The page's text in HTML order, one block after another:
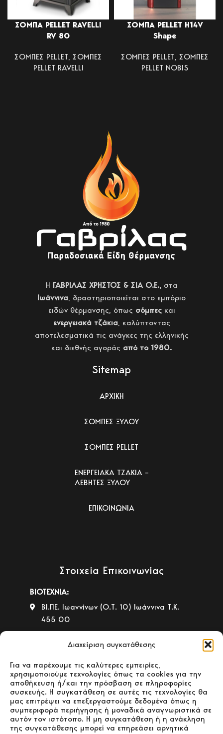
Διαχείριση συγκατάθεσης
Για να παρέχουμε τις καλύτερες εμπειρίες,
χρησιμοποιούμε τεχνολογίες όπως τα cookies για την
αποθήκευση ή/και την πρόσβαση σε πληροφορίες
συσκευής. Η συγκατάθεση σε αυτές τις τεχνολογίες θα
μας επιτρέψει να επεξεργαστούμε δεδομένα όπως η
συμπεριφορά περιήγησης ή μοναδικά αναγνωριστικά σε
αυτόν τον ιστότοπο. Η μη συγκατάθεση ή η ανάκληση
της συγκατάθεσης μπορεί να επηρεάσει αρνητικά
ΣΟΜΠΑ PELLET RAVELLI
RV 80
ΣΟΜΠΕΣ PELLET, ΣΟΜΠΕΣ
PELLET RAVELLI
ΣΟΜΠΑ PELLET H14V
Shape
ΣΟΜΠΕΣ PELLET, ΣΟΜΠΕΣ
PELLET NOBIS
H ΓΑΒΡΙΛΑΣ ΧΡΗΣΤΟΣ & ΣΙΑ Ο.Ε.,στα
Ιωάννινα, δραστηριοποιείται στο εμπόριο
ειδών θέρμανσης, όπως σόμπεςκαι
ενεργειακά τζάκια, καλύπτοντας
αποτελεσματικά τις ανάγκες της ελληνικής
και διεθνής αγοράς από το 1980.
Sitemap
ΑΡΧΙΚΗ
ΣΟΜΠΕΣ ΞΥΛΟΥ
ΣΟΜΠΕΣ PELLET
ΕΝΕΡΓΕΙΑΚΑ ΤΖΑΚΙΑ –
ΛΕΒΗΤΕΣ ΞΥΛΟΥ
ΕΠΙΚΟΙΝΩΝΙΑ
Στοιχεία Επικοινωνίας
ΒΙΟΤΕΧΝΙΑ:
ΒΙ.ΠΕ. Ιωαννίνων (Ο.Τ. 10) Ιωάννινα Τ.Κ.
455 00
ΚΑΤΑΣΤΗΜΑ ΠΩΛΗΣΗΣ:
4ο χλμ. Παλαιάς Ε.Ο. Ιωαννίνων –
Ηγουμενίτσας Ιωάννινα Τ.Κ. 455 00
+30 26510 30558
+30 26510 32765
E-mail:info@gavrilas-stoves.gr